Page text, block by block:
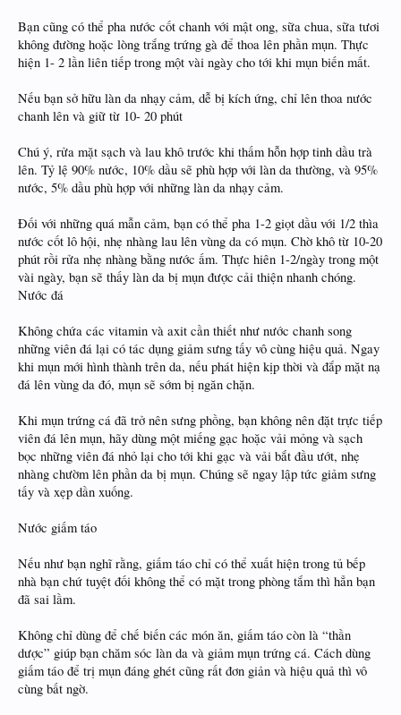
Bạn cũng có thể pha nước cốt chanh với mật ong, sữa chua, sữa tươi
không đường hoặc lòng trắng trứng gà để thoa lên phần mụn. Thực
hiện 1- 2 lần liên tiếp trong một vài ngày cho tới khi mụn biến mất.
Nếu bạn sở hữu làn da nhạy cảm, dễ bị kích ứng, chỉ lên thoa nước
chanh lên và giữ từ 10- 20 phút
Chú ý, rửa mặt sạch và lau khô trước khi thấm hỗn hợp tinh dầu trà
lên. Tỷ lệ 90% nước, 10% dầu sẽ phù hợp với làn da thường, và 95%
nước, 5% dầu phù hợp với những làn da nhạy cảm.
Đối với những quá mẫn cảm, bạn có thể pha 1-2 giọt dầu với 1/2 thìa
nước cốt lô hội, nhẹ nhàng lau lên vùng da có mụn. Chờ khô từ 10-20
phút rồi rửa nhẹ nhàng bằng nước ấm. Thực hiên 1-2/ngày trong một
vài ngày, bạn sẽ thấy làn da bị mụn được cải thiện nhanh chóng.
Nước đá
Không chứa các vitamin và axit cần thiết như nước chanh song
những viên đá lại có tác dụng giảm sưng tấy vô cùng hiệu quả. Ngay
khi mụn mới hình thành trên da, nếu phát hiện kịp thời và đắp mặt nạ
đá lên vùng da đó, mụn sẽ sớm bị ngăn chặn.
Khi mụn trứng cá đã trở nên sưng phồng, bạn không nên đặt trực tiếp
viên đá lên mụn, hãy dùng một miếng gạc hoặc vải mỏng và sạch
bọc những viên đá nhỏ lại cho tới khi gạc và vải bắt đầu ướt, nhẹ
nhàng chườm lên phần da bị mụn. Chúng sẽ ngay lập tức giảm sưng
tấy và xẹp dần xuống.
Nước giấm táo
Nếu như bạn nghĩ rằng, giấm táo chỉ có thể xuất hiện trong tủ bếp
nhà bạn chứ tuyệt đối không thể có mặt trong phòng tắm thì hẳn bạn
đã sai lầm.
Không chỉ dùng để chế biến các món ăn, giấm táo còn là “thần
dược” giúp bạn chăm sóc làn da và giảm mụn trứng cá. Cách dùng
giấm táo để trị mụn đáng ghét cũng rất đơn giản và hiệu quả thì vô
cùng bất ngờ.